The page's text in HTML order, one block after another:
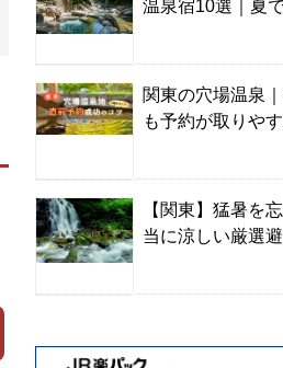
温泉宿10選｜夏
関東の穴場温泉
も予約が取りや
【関東】猛暑を
当に涼しい厳選